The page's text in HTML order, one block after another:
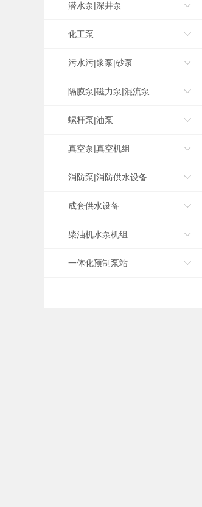
潜水泵|深井泵
化工泵
污水污|浆泵|砂泵
隔膜泵|磁力泵|混流泵
螺杆泵|油泵
真空泵|真空机组
消防泵|消防供水设备
成套供水设备
柴油机水泵机组
一体化预制泵站